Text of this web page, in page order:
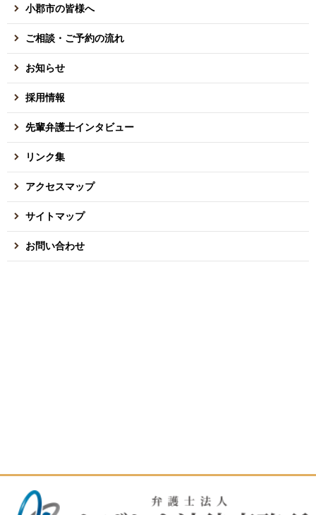
小郡市の皆様へ
ご相談・ご予約の流れ
お知らせ
採用情報
先輩弁護士インタビュー
リンク集
アクセスマップ
サイトマップ
お問い合わせ